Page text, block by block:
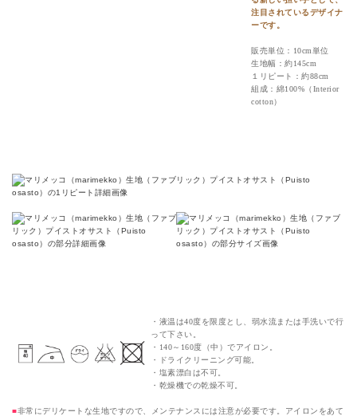
注目されているデザイナ
ーです。
販売単位：10cm単位
生地幅：約145cm
１リピート：約88cm
組成：綿100%（Interior
cotton）
・液温は40度を限度とし、弱水流または手洗いで行
って下さい。
・140～160度（中）でアイロン。
・ドライクリーニング可能。
・塩素漂白は不可。
・乾燥機での乾燥不可。
■非常にデリケートな生地ですので、メンテナンスには注意が必要です。アイロンをあて